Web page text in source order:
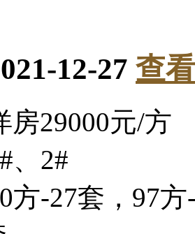
12-27 查
房29000元/方
、2#
方-27套，97